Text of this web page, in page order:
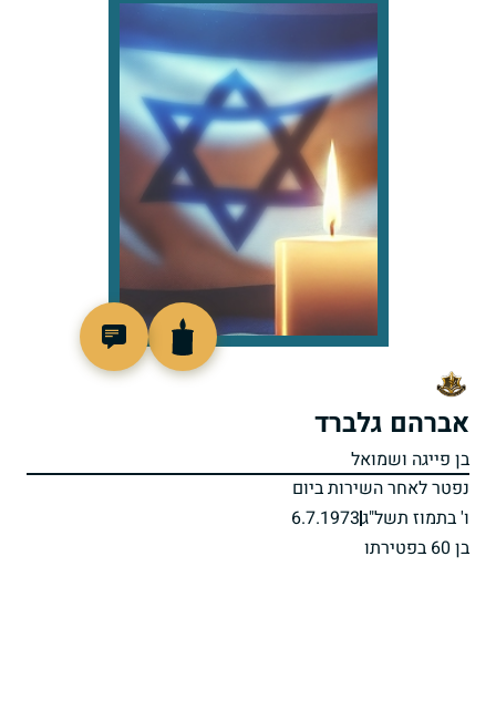
אברהם גלברד
בן פייגה ושמואל
נפטר לאחר השירות ביום
ו' בתמוז תשל"ג6.7.1973
בן 60 בפטירתו